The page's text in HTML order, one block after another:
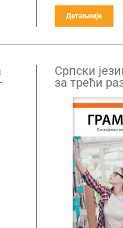
Детаљније
Српски
за трећи